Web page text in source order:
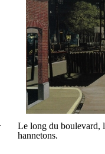
Le long du boulevard,
hannetons.